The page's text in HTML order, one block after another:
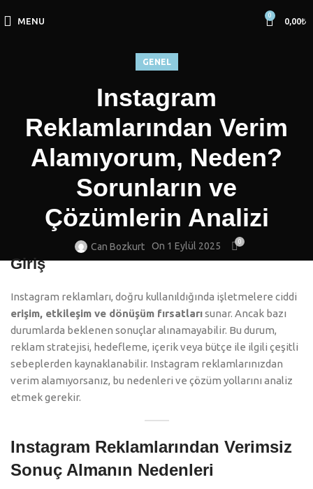
MENU
0
0,00₺
GENEL
Instagram
Reklamlarından Verim
Alamıyorum, Neden?
Sorunların ve
Çözümlerin Analizi
Can Bozkurt On 1 Eylül 2025 0
Giriş
Instagram reklamları, doğru kullanıldığında işletmelere ciddi
erişim, etkileşim ve dönüşüm fırsatlarısunar. Ancak bazı
durumlarda beklenen sonuçlar alınamayabilir. Bu durum,
reklam stratejisi, hedefleme, içerik veya bütçe ile ilgili çeşitli
sebeplerden kaynaklanabilir. Instagram reklamlarınızdan
verim alamıyorsanız, bu nedenleri ve çözüm yollarını analiz
etmek gerekir.
Instagram Reklamlarından Verimsiz
Sonuç Almanın Nedenleri